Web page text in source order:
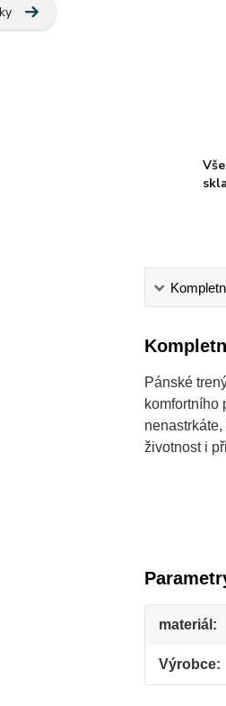
Pánské
komfortního
životnost i
materiál
Výrobce